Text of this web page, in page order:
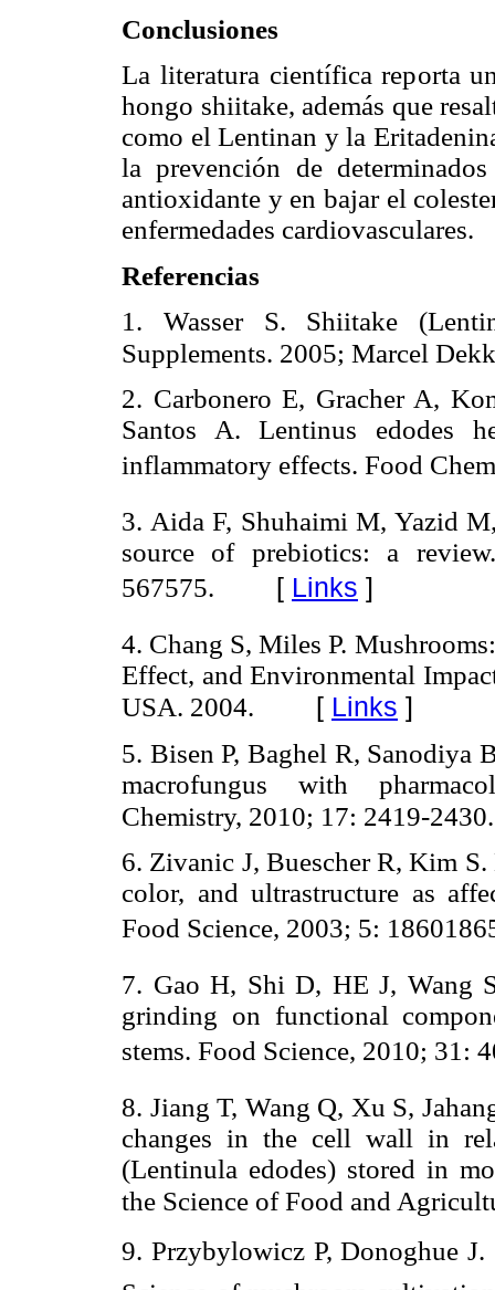
Conclusiones
La literatura científica reporta
hongo shiitake, además que
como el Lentinan y la
la prevención de
antioxidante y en bajar el
enfermedades cardiovasculares.
Referencias
1. Wasser S. Shiitake
Supplements. 2005; Marcel
2. Carbonero E, Gracher A,
Santos A. Lentinus edodes
inflammatory effects. Food
3. Aida F, Shuhaimi M, Yazid
source of prebiotics: a
567575. [ Links ]
4. Chang S, Miles P.
Effect, and Environmental
USA. 2004. [ Links ]
5. Bisen P, Baghel R, Sanodiya
macrofungus with
Chemistry, 2010; 17: 2419-2430.
6. Zivanic J, Buescher R, Kim
color, and ultrastructure as
Food Science, 2003; 5:
7. Gao H, Shi D, HE J, Wang
grinding on functional
stems. Food Science, 2010; 31:
8. Jiang T, Wang Q, Xu S,
changes in the cell wall in
(Lentinula edodes) stored in
the Science of Food and
9. Przybylowicz P, Donoghue J.